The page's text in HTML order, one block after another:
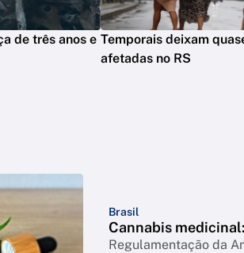
de três anos e Temporais deixam
afetadas no RS
Brasil
Cannabis
Regulamentação da